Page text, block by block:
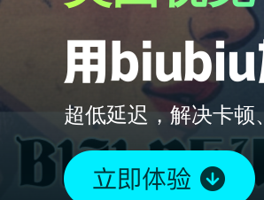
超低延迟，解决卡